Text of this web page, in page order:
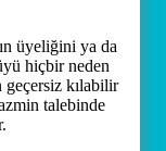
üyeliğini ya da
hiçbir neden
geçersiz kılabilir
talebinde